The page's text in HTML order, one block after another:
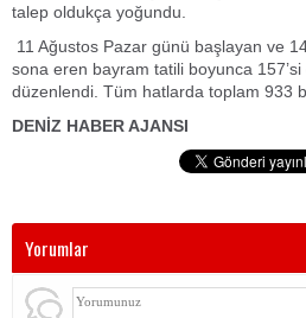
talep oldukça yoğundu.
11 Ağustos Pazar günü başlayan ve
sona eren bayram tatili boyunca
düzenlendi. Tüm hatlarda toplam 933
DENİZ HABER AJANSI
Yorumlar